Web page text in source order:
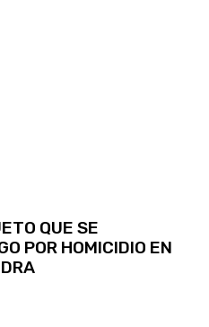
QUE SE
POR HOMICIDIO EN